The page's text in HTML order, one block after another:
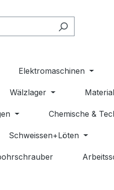
Elektromaschinen
Wälzlager
Chemische &
Schweissen+Löten